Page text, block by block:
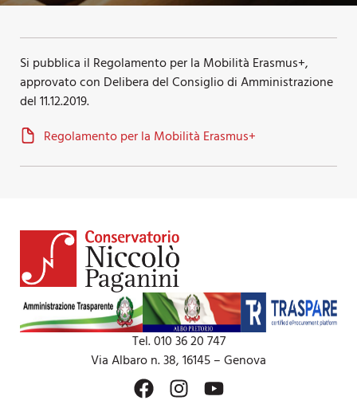
Si pubblica il Regolamento per la Mobilità Erasmus+,
approvato con Delibera del Consiglio di Amministrazione
del 11.12.2019.
Regolamento per la Mobilità Erasmus+
Tel. 010 36 20 747
Via Albaro n. 38, 16145 – Genova